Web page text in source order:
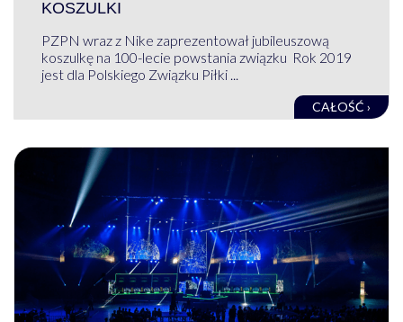
KOSZULKI
PZPN wraz z Nike zaprezentował jubileuszową
koszulkę na 100-lecie powstania związku Rok 2019
jest dla Polskiego Związku Piłki ...
CAŁOŚĆ ›